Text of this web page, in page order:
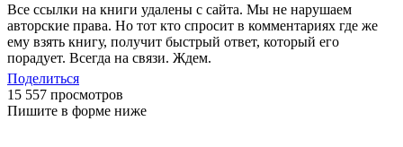
Все ссылки на книги удалены с сайта. Мы не нарушаем
авторские права. Но тот кто спросит в комментариях где же
ему взять книгу, получит быстрый ответ, который его
порадует. Всегда на связи. Ждем.
Поделиться
15 557 просмотров
Пишите в форме ниже